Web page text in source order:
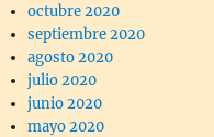
octubre 2020
septiembre 2020
agosto 2020
julio 2020
junio 2020
mayo 2020